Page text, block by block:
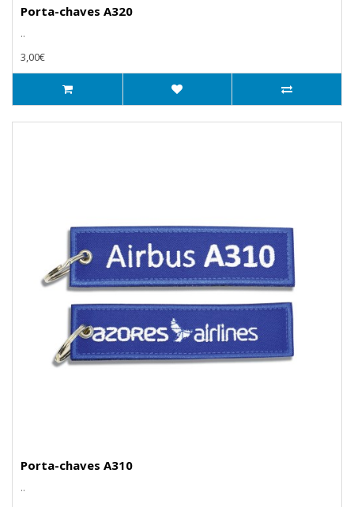
Porta-chaves A320
..
3,00€
Porta-chaves A310
..